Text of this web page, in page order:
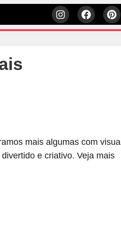
mais algumas com visual
e criativo. Veja mais